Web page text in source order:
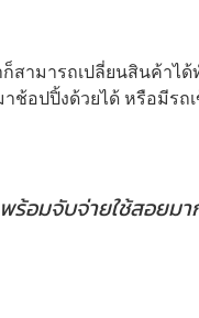
ามารถเปลี่ยนสินค้าไ
อปปิ้งด้วยได้ หรือมีรถ
อมจับจ่ายใช้สอยม